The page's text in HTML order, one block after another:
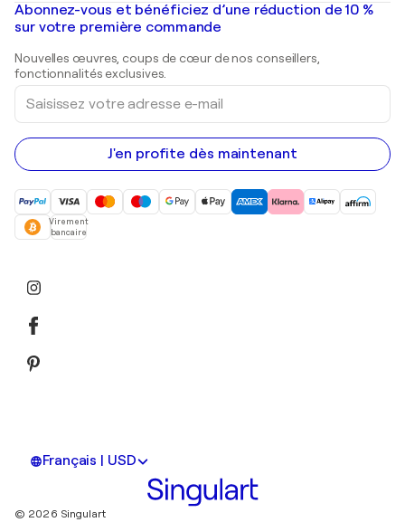
Shepard Fairey
Peintures de paysage
Estampes
Peintures acryliques
Galeries d'art en France
Galeries d'art en Belgique
Abonnez-vous et bénéficiez d’une réduction de 10 %
sur votre première commande
Nouvelles œuvres, coups de cœur de nos conseillers,
fonctionnalités exclusives.
Saisissez
votre
adresse
e-
mail
J'en profite dès maintenant
Virement
bancaire
Français | USD
© 2026 Singulart